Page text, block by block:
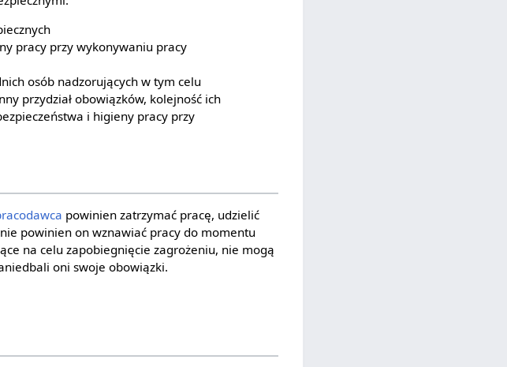
pracy przy wykonywaniu pracy
osób nadzorujących w tym celu
przydział obowiązków, kolejność ich
i higieny pracy przy
powinien zatrzymać pracę, udzielić
powinien on wznawiać pracy do momentu
na celu zapobiegnięcie zagrożeniu, nie mogą
oni swoje obowiązki.